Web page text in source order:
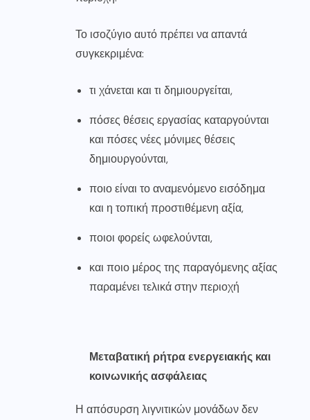
Το ισοζύγιο αυτό πρέπει να απαντά
συγκεκριμένα:
τι χάνεται και τι δημιουργείται,
πόσες θέσεις εργασίας καταργούνται
και πόσες νέες μόνιμες θέσεις
δημιουργούνται,
ποιο είναι το αναμενόμενο εισόδημα
και η τοπική προστιθέμενη αξία,
ποιοι φορείς ωφελούνται,
και ποιο μέρος της παραγόμενης αξίας
παραμένει τελικά στην περιοχή
Μεταβατική ρήτρα ενεργειακής και
κοινωνικής ασφάλειας
Η απόσυρση λιγνιτικών μονάδων δεν